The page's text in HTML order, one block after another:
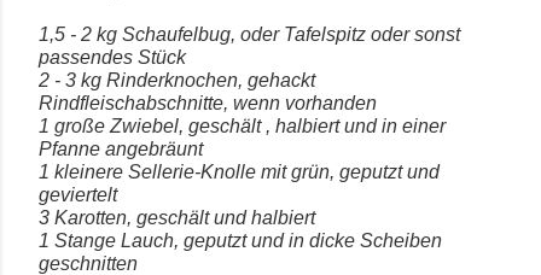
1,5 - 2 kg Schaufelbug, oder Tafelspitz oder sonst
passendes Stück
2 - 3 kg Rinderknochen, gehackt
Rindfleischabschnitte, wenn vorhanden
1 große Zwiebel, geschält , halbiert und in einer
Pfanne angebräunt
1 kleinere Sellerie-Knolle mit grün, geputzt und
geviertelt
3 Karotten, geschält und halbiert
1 Stange Lauch, geputzt und in dicke Scheiben
geschnitten